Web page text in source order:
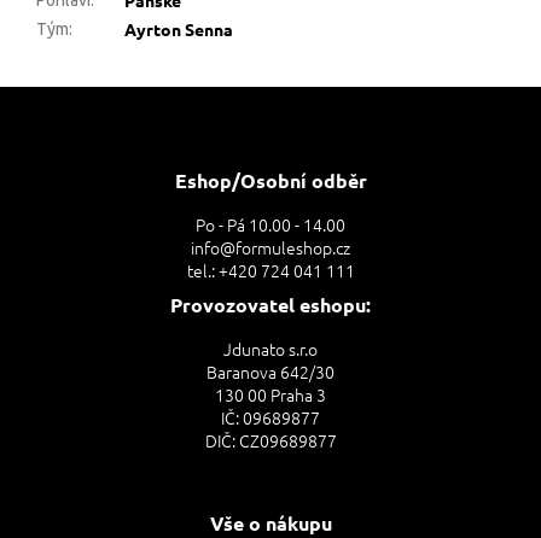
Tým: Ayrton Senna
Eshop/Osobní odběr
Po - Pá 10.00 - 14.00
info@formuleshop.cz
tel.: +420 724 041 111
Provozovatel eshopu:
Jdunato s.r.o
Baranova 642/30
130 00 Praha 3
IČ: 09689877
DIČ: CZ09689877
Vše o nákupu